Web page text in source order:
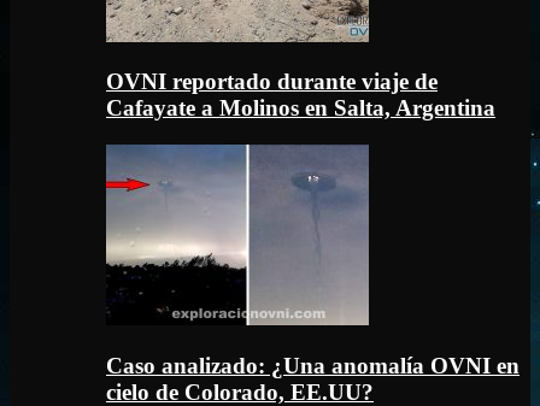
OVNI reportado durante viaje de
Cafayate a Molinos en Salta, Argentina
Caso analizado: ¿Una anomalía OVNI en
cielo de Colorado, EE.UU?